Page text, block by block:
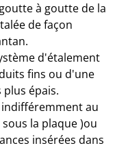
à goutte de la
de façon
d'étalement
fins ou d'une
épais.
au
la plaque )ou
insérées dans